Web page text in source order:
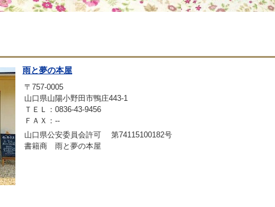
雨と夢の本屋
〒757-0005
山口県山陽小野田市鴨庄443-1
ＴＥＬ：0836-43-9456
ＦＡＸ：--
山口県公安委員会許可 第74115100182号
書籍商 雨と夢の本屋